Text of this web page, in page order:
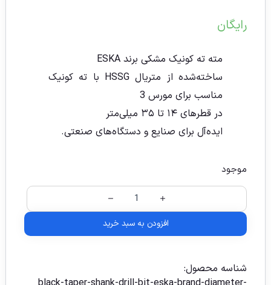
رایگان
مته ته کونیک مشکی برند ESKA
ساخته‌شده از متریال HSSG با ته کونیک
مناسب برای مورس 3
در قطرهای ۱۴ تا ۳۵ میلی‌متر
ایده‌آل برای صنایع و دستگاه‌های صنعتی.
موجود
افزودن به سبد خرید
شناسه محصول: